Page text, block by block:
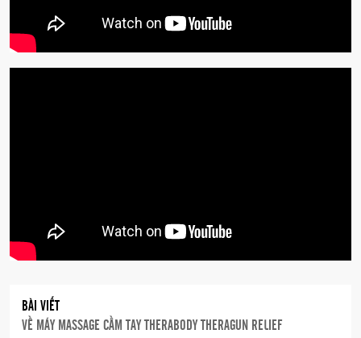
BÀI VIẾT
VỀ MÁY MASSAGE CẦM TAY THERABODY THERAGUN RELIEF